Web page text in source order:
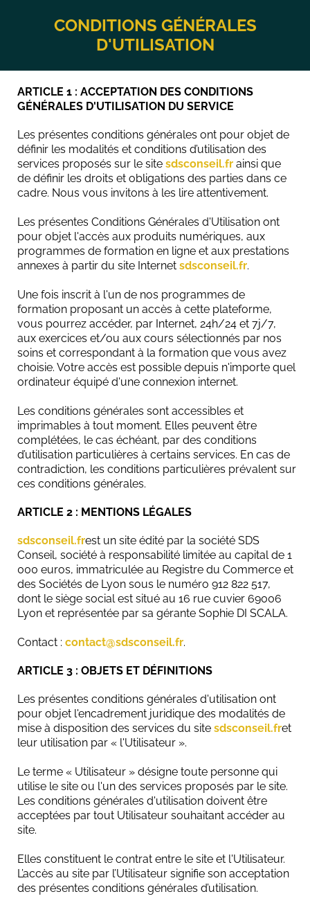
CONDITIONS GÉNÉRALES
D'UTILISATION
ARTICLE 1 : ACCEPTATION DES CONDITIONS
GÉNÉRALES D'UTILISATION DU SERVICE
Les présentes conditions générales ont pour objet de
définir les modalités et conditions d’utilisation des
services proposés sur le site sdsconseil.fr ainsi que
de définir les droits et obligations des parties dans ce
cadre. Nous vous invitons à les lire attentivement.
Les présentes Conditions Générales d'Utilisation ont
pour objet l'accès aux produits numériques, aux
programmes de formation en ligne et aux prestations
annexes à partir du site Internet sdsconseil.fr.
Une fois inscrit à l'un de nos programmes de
formation proposant un accès à cette plateforme,
vous pourrez accéder, par Internet, 24h/24 et 7j/7,
aux exercices et/ou aux cours sélectionnés par nos
soins et correspondant à la formation que vous avez
choisie. Votre accès est possible depuis n'importe quel
ordinateur équipé d'une connexion internet.
Les conditions générales sont accessibles et
imprimables à tout moment. Elles peuvent être
complétées, le cas échéant, par des conditions
d’utilisation particulières à certains services. En cas de
contradiction, les conditions particulières prévalent sur
ces conditions générales.
ARTICLE 2 : MENTIONS LÉGALES
sdsconseil.frest un site édité par la société SDS
Conseil, société à responsabilité limitée au capital de 1
000 euros, immatriculée au Registre du Commerce et
des Sociétés de Lyon sous le numéro 912 822 517,
dont le siège social est situé au 16 rue cuvier 69006
Lyon et représentée par sa gérante Sophie DI SCALA.
Contact : contact@sdsconseil.fr.
ARTICLE 3 : OBJETS ET DÉFINITIONS
Les présentes conditions générales d'utilisation ont
pour objet l'encadrement juridique des modalités de
mise à disposition des services du site sdsconseil.fret
leur utilisation par « l'Utilisateur ».
Le terme « Utilisateur » désigne toute personne qui
utilise le site ou l'un des services proposés par le site.
Les conditions générales d'utilisation doivent être
acceptées par tout Utilisateur souhaitant accéder au
site.
Elles constituent le contrat entre le site et l'Utilisateur.
L’accès au site par l’Utilisateur signifie son acceptation
des présentes conditions générales d’utilisation.